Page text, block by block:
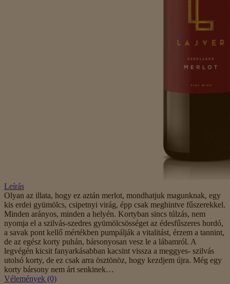
Leírás
Olyan az illata, hogy ez aztán merlot, mondhatjuk magunknak, egy
kis erdei gyümölcs, csipetnyi virág, épp csak meghintve fűszerekkel.
Minden arányos, minden a helyén. Kortyban sincs túlzás, nem
nyomja el a szilvás-szedres gyümölcsösséget az édesfűszeres hordó,
a savak pont kellő mértékben pumpálják a vitalitást, érzem a tannint,
de az egész korty puhán, bársonyosan vesz le a lábamról. A
legvégén kicsit fanyarkásabban kacsint vissza a meggyes- szilvás
utolsó korty, de ez csak arra ösztönöz, hogy kezdjem újra. Még egy
korty bársony nem árt senkinek…
Vélemények (0)